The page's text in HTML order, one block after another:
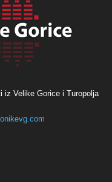
iz Velike Gorice i Turopolja